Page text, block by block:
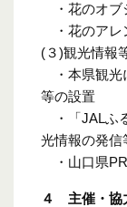
・花のオブ
・花のアレ
(３)観光情報
・本県観光
等の設置
・「JALふ
光情報の発信
・山口県
４ 主催・協